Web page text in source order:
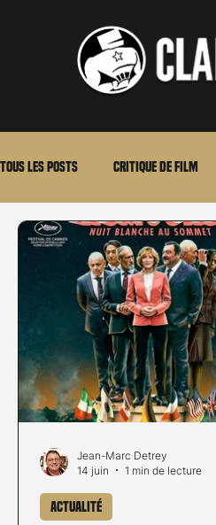
Tous les posts Critique de film
Laurent Scherlen Memento
Stéfanie Rossier Streaming
Actualité
Jean-Marc Detrey
14 juin
1 min de lecture